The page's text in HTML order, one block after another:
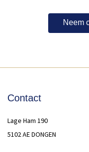
Neem
Contact
Lage Ham 190
5102 AE DONGEN